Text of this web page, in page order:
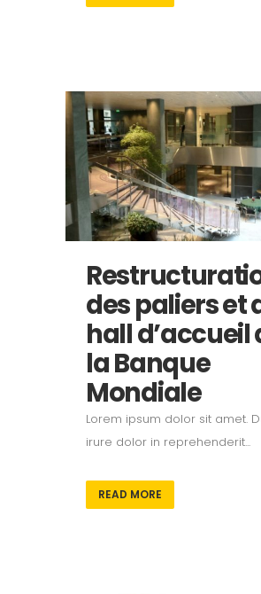
des paliers et
hall d’accueil
la Banque
Mondiale
Lorem ipsum dolor sit amet.
irure dolor in reprehenderit...
READ MORE